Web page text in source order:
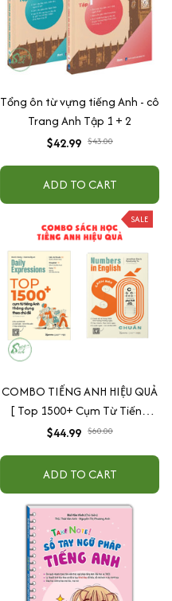
Tổng ôn từ vựng tiếng Anh - cô
Trang Anh Tập 1 + 2
$42.99 $43.00
ADD TO CART
SALE
COMBO TIẾNG ANH HIỆU QUẢ
[ Top 1500+ Cụm Từ Tiếng
Anh Thông Dụng Theo Chủ Đề
Nói Số Chuẩn ]
$44.99 $60.00
ADD TO CART